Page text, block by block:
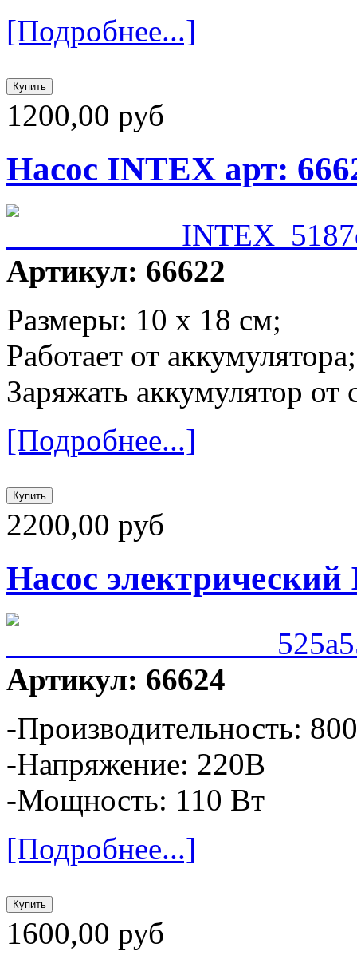
[Подробнее...]
1200,00 руб
Насос INTEX арт:
Артикул: 66622
Размеры: 10 х 18 см;
Работает от аккумулятора;
Заряжать аккумулятор от
[Подробнее...]
2200,00 руб
Насос электрический
Артикул: 66624
-Производительность:
-Напряжение: 220В
-Мощность: 110 Вт
[Подробнее...]
1600,00 руб